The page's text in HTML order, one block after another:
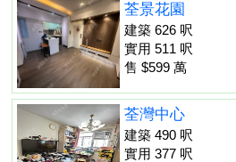
荃景花園
建築 626 呎
實用 511 呎
售 $599 萬
荃灣中心
建築 490 呎
實用 377 呎